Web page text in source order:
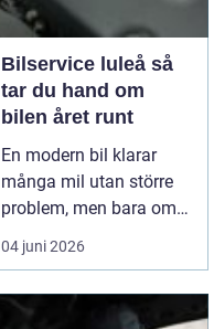
Bilservice luleå så
tar du hand om
bilen året runt
En modern bil klarar
många mil utan större
problem, men bara om
service och underhåll
sköts i tid. I ett klimat
kalla vintrar, saltade
04 juni 2026